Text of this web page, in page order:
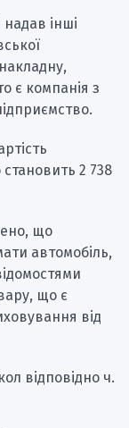
інші
є компанія з
2 738
що
автомобіль,
що є
від
відповідно ч.